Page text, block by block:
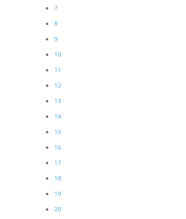
7
8
9
10
11
12
13
14
15
16
17
18
19
20